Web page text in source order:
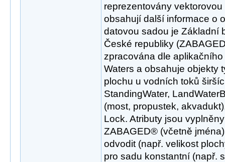
reprezentovány
obsahují další informace o
datovou sadou je Základní
České republiky
zpracována dle
Waters a obsahuje objekty
plochu u vodních toků
StandingWater,
(most, propustek,
Lock. Atributy jsou
ZABAGED® (včetně
odvodit (např. velikost
pro sadu konstantní (např.